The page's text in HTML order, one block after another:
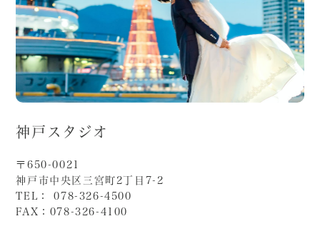
神戸スタジオ
〒650-0021
神戸市中央区三宮町2丁目7-2
TEL： 078-326-4500
FAX：078-326-4100